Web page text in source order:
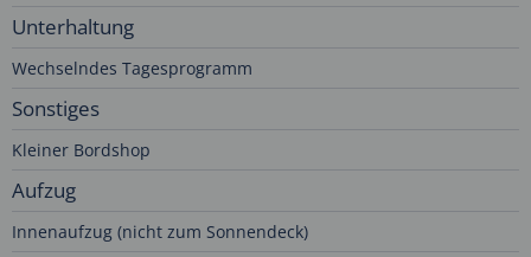
Unterhaltung
Wechselndes Tagesprogramm
Sonstiges
Kleiner Bordshop
Aufzug
Innenaufzug (nicht zum Sonnendeck)